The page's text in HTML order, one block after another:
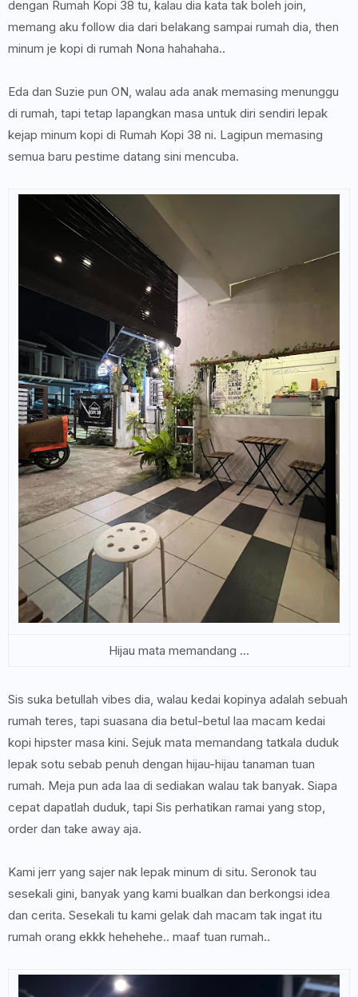
dengan Rumah Kopi 38 tu, kalau dia kata tak boleh join,
memang aku follow dia dari belakang sampai rumah dia, then
minum je kopi di rumah Nona hahahaha..
Eda dan Suzie pun ON, walau ada anak memasing menunggu
di rumah, tapi tetap lapangkan masa untuk diri sendiri lepak
kejap minum kopi di Rumah Kopi 38 ni. Lagipun memasing
semua baru pestime datang sini mencuba.
Hijau mata memandang ...
Sis suka betullah vibes dia, walau kedai kopinya adalah sebuah
rumah teres, tapi suasana dia betul-betul laa macam kedai
kopi hipster masa kini. Sejuk mata memandang tatkala duduk
lepak sotu sebab penuh dengan hijau-hijau tanaman tuan
rumah. Meja pun ada laa di sediakan walau tak banyak. Siapa
cepat dapatlah duduk, tapi Sis perhatikan ramai yang stop,
order dan take away aja.
Kami jerr yang sajer nak lepak minum di situ. Seronok tau
sesekali gini, banyak yang kami bualkan dan berkongsi idea
dan cerita. Sesekali tu kami gelak dah macam tak ingat itu
rumah orang ekkk hehehehe.. maaf tuan rumah..